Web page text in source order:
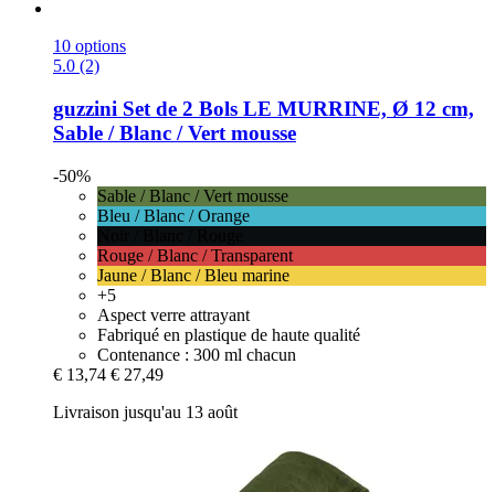
10 options
5.0 (2)
guzzini Set de 2 Bols LE MURRINE, Ø 12 cm,
Sable / Blanc / Vert mousse
-50%
Sable / Blanc / Vert mousse
Bleu / Blanc / Orange
Rouge / Blanc / Transparent
Jaune / Blanc / Bleu marine
+5
Aspect verre attrayant
Fabriqué en plastique de haute qualité
Contenance : 300 ml chacun
€ 13,74 € 27,49
Livraison jusqu'au 13 août